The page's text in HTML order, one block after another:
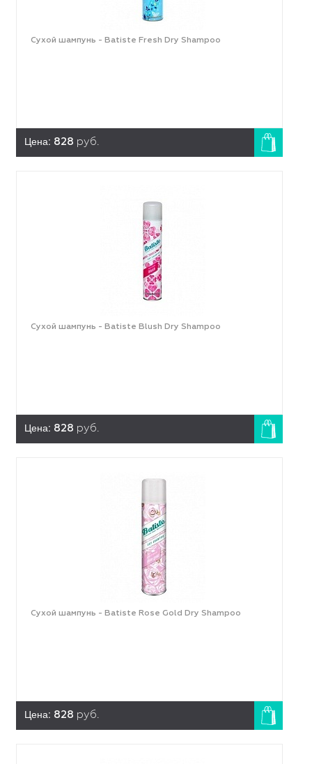
Сухой шампунь - Batiste Fresh Dry Shampoo
Цена: 828 руб.
Сухой шампунь - Batiste Blush Dry Shampoo
Цена: 828 руб.
Сухой шампунь - Batiste Rose Gold Dry Shampoo
Цена: 828 руб.